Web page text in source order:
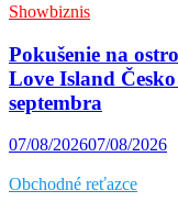
Showbiznis
Pokušenie na
Love Island
septembra
07/08/202607/08/2026
Obchodné reťazce